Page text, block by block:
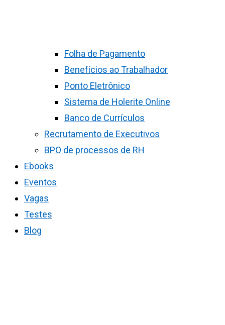
Folha de Pagamento
Benefícios ao Trabalhador
Ponto Eletrônico
Sistema de Holerite Online
Banco de Currículos
Recrutamento de Executivos
BPO de processos de RH
Ebooks
Eventos
Vagas
Testes
Blog